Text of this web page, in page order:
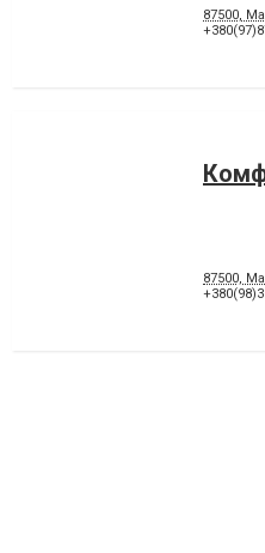
87500,
87500,